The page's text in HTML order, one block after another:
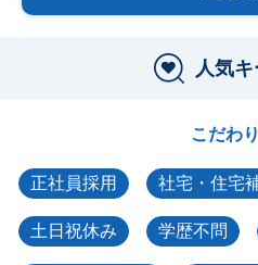
人気
こだわ
正社員採用 社宅・住宅
土日祝休み 学歴不問